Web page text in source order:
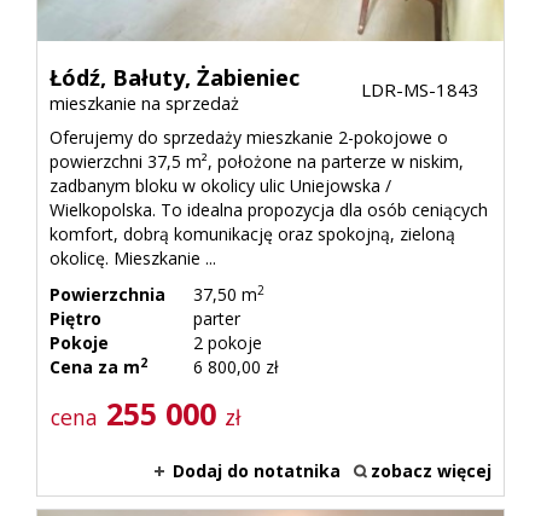
Łódź, Bałuty, Żabieniec
mieszkanie na sprzedaż
LDR-MS-1843
Oferujemy do sprzedaży mieszkanie 2-pokojowe o
powierzchni 37,5 m², położone na parterze w niskim,
zadbanym bloku w okolicy ulic Uniejowska /
Wielkopolska. To idealna propozycja dla osób ceniących
komfort, dobrą komunikację oraz spokojną, zieloną
okolicę. Mieszkanie ...
Powierzchnia
37,50 m2
Piętro
parter
Pokoje
2 pokoje
Cena za m2 6 800,00 zł
cena 255 000 zł
Dodaj do notatnika zobacz więcej